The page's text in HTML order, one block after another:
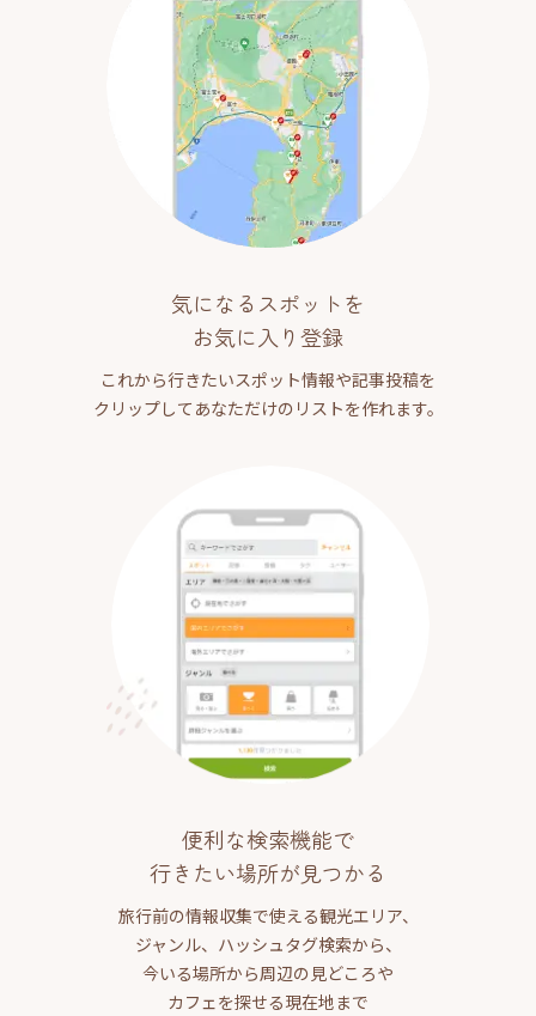
気になるスポットを
お気に入り登録
これから行きたいスポット情報や記事投稿を
クリップしてあなただけのリストを作れます。
便利な検索機能で
行きたい場所が見つかる
旅行前の情報収集で使える観光エリア、
ジャンル、ハッシュタグ検索から、
今いる場所から周辺の見どころや
カフェを探せる現在地まで